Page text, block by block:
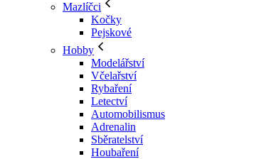
Mazlíčci
Kočky
Pejskové
Hobby
Modelářství
Včelařství
Rybaření
Letectví
Automobilismus
Adrenalin
Sběratelství
Houbaření